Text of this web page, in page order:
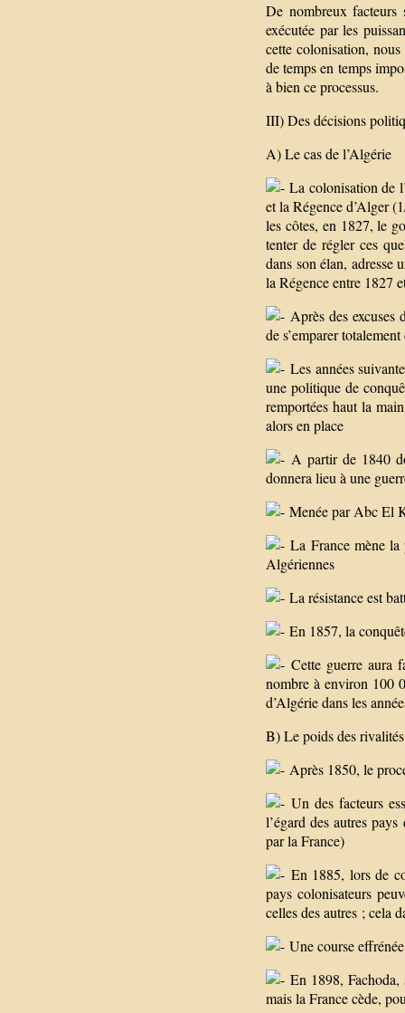
De nombreux facteurs
exécutée par les
cette colonisation,
de temps en temps
à bien ce processus.
III) Des décisions
A) Le cas de l’Algérie
La colonisation de
et la Régence d’Alger
les côtes, en 1827, le
tenter de régler ces
dans son élan, adresse
la Régence entre 1827
Après des
de s’emparer
Les années
une politique de
remportées haut la
alors en place
A partir de 1840
donnera lieu à une
Menée par Abc El
La France mène
Algériennes
La résistance est
En 1857, la
Cette guerre aura
nombre à environ 100
d’Algérie dans les
B) Le poids des
Après 1850, le
Un des facteurs
l’égard des autres
par la France)
En 1885, lors de
pays colonisateurs
celles des autres ; cela
Une course
En 1898,
mais la France cède,